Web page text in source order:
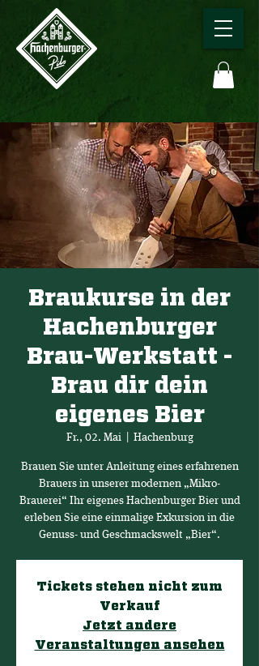
Braukurse in der
Hachenburger
Brau-Werkstatt -
Brau dir dein
eigenes Bier
Fr., 02. Mai
  |
Hachenburg
Brauen Sie unter Anleitung eines erfahrenen
Brauers in unserer modernen „Mikro-
Brauerei“ Ihr eigenes Hachenburger Bier und
erleben Sie eine einmalige Exkursion in die
Genuss- und Geschmackswelt „Bier“.
Tickets stehen nicht zum
Verkauf
Jetzt andere
Veranstaltungen ansehen